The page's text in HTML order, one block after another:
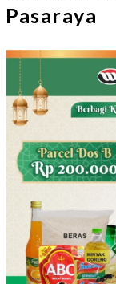
Pasaraya